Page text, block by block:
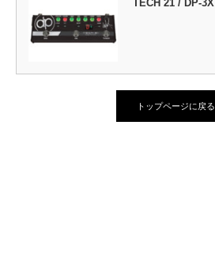
TECH 21 / DP-3X
トップページに戻る